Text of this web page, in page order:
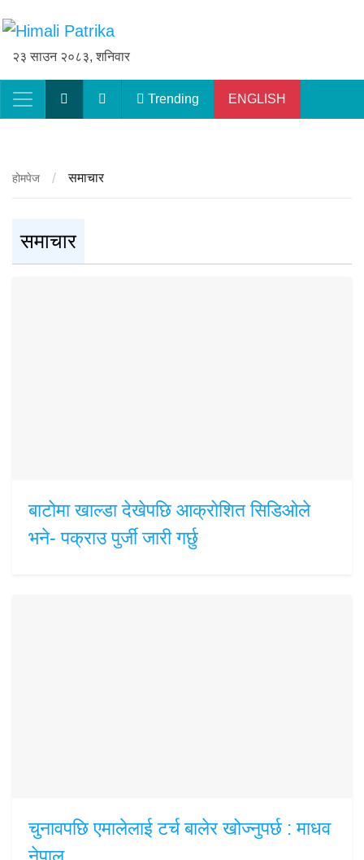
२३ साउन २०८३, शनिवार
Main Navigation
Trending ENGLISH
होमपेज / समाचार
समाचार
बाटोमा खाल्डा देखेपछि आक्रोशित सिडिओले
भने- पक्राउ पुर्जी जारी गर्छु
चुनावपछि एमालेलाई टर्च बालेर खोज्नुपर्छ : माधव
नेपाल